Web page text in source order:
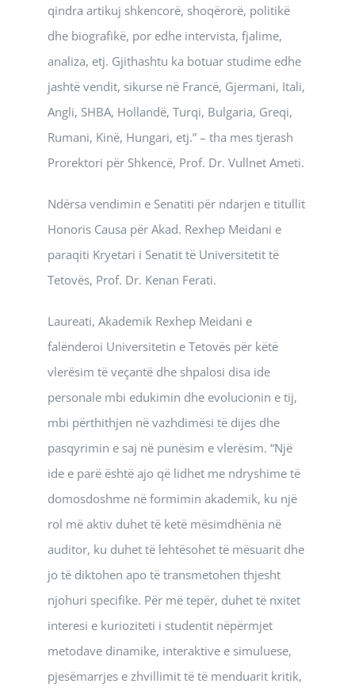
qindra artikuj shkencorë, shoqërorë, politikë
dhe biografikë, por edhe intervista, fjalime,
analiza, etj. Gjithashtu ka botuar studime edhe
jashtë vendit, sikurse në Francë, Gjermani, Itali,
Angli, SHBA, Hollandë, Turqi, Bulgaria, Greqi,
Rumani, Kinë, Hungari, etj.” – tha mes tjerash
Prorektori për Shkencë, Prof. Dr. Vullnet Ameti.
Ndërsa vendimin e Senatiti për ndarjen e titullit
Honoris Causa për Akad. Rexhep Meidani e
paraqiti Kryetari i Senatit të Universitetit të
Tetovës, Prof. Dr. Kenan Ferati.
Laureati, Akademik Rexhep Meidani e
falënderoi Universitetin e Tetovës për këtë
vlerësim të veçantë dhe shpalosi disa ide
personale mbi edukimin dhe evolucionin e tij,
mbi përthithjen në vazhdimësi të dijes dhe
pasqyrimin e saj në punësim e vlerësim. “Një
ide e parë është ajo që lidhet me ndryshime të
domosdoshme në formimin akademik, ku një
rol më aktiv duhet të ketë mësimdhënia në
auditor, ku duhet të lehtësohet të mësuarit dhe
jo të diktohen apo të transmetohen thjesht
njohuri specifike. Për më tepër, duhet të nxitet
interesi e kurioziteti i studentit nëpërmjet
metodave dinamike, interaktive e simuluese,
pjesëmarrjes e zhvillimit të të menduarit kritik,